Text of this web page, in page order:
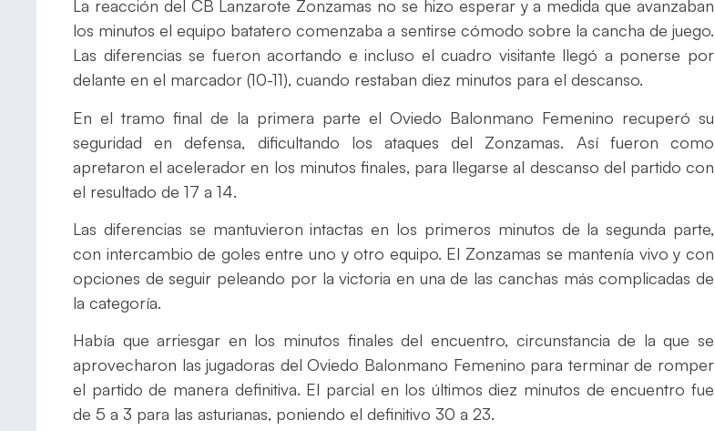
La reacción del CB Lanzarote Zonzamas no se hizo esperar y a medida que avanzaban
los minutos el equipo batatero comenzaba a sentirse cómodo sobre la cancha de juego.
Las diferencias se fueron acortando e incluso el cuadro visitante llegó a ponerse por
delante en el marcador (10-11), cuando restaban diez minutos para el descanso.
En el tramo final de la primera parte el Oviedo Balonmano Femenino recuperó su
seguridad en defensa, dificultando los ataques del Zonzamas. Así fueron como
apretaron el acelerador en los minutos finales, para llegarse al descanso del partido con
el resultado de 17 a 14.
Las diferencias se mantuvieron intactas en los primeros minutos de la segunda parte,
con intercambio de goles entre uno y otro equipo. El Zonzamas se mantenía vivo y con
opciones de seguir peleando por la victoria en una de las canchas más complicadas de
la categoría.
Había que arriesgar en los minutos finales del encuentro, circunstancia de la que se
aprovecharon las jugadoras del Oviedo Balonmano Femenino para terminar de romper
el partido de manera definitiva. El parcial en los últimos diez minutos de encuentro fue
de 5 a 3 para las asturianas, poniendo el definitivo 30 a 23.